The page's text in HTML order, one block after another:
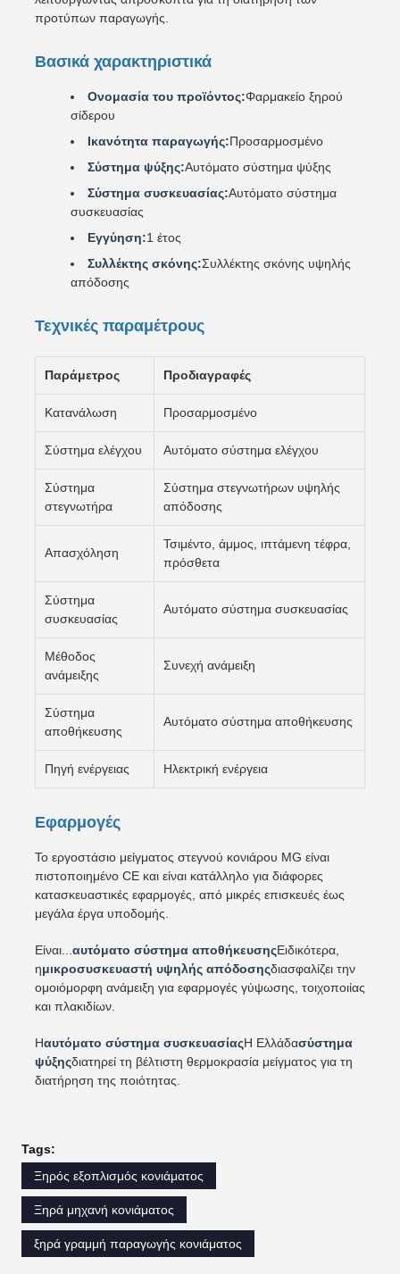
προτύπων παραγωγής.
Βασικά χαρακτηριστικά
Ονομασία του προϊόντος:Φαρμακείο ξηρού
σίδερου
Ικανότητα παραγωγής:Προσαρμοσμένο
Σύστημα ψύξης:Αυτόματο σύστημα ψύξης
Σύστημα συσκευασίας:Αυτόματο σύστημα
συσκευασίας
Εγγύηση:1 έτος
Συλλέκτης σκόνης:Συλλέκτης σκόνης υψηλής
απόδοσης
Τεχνικές παραμέτρους
Παράμετρος Προδιαγραφές
Κατανάλωση Προσαρμοσμένο
Σύστημα ελέγχου Αυτόματο σύστημα ελέγχου
Σύστημα
στεγνωτήρα
Σύστημα στεγνωτήρων υψηλής
απόδοσης
Απασχόληση
Τσιμέντο, άμμος, ιπτάμενη τέφρα,
πρόσθετα
Σύστημα
συσκευασίας
Αυτόματο σύστημα συσκευασίας
Μέθοδος
ανάμειξης
Συνεχή ανάμειξη
Σύστημα
αποθήκευσης
Αυτόματο σύστημα αποθήκευσης
Πηγή ενέργειας Ηλεκτρική ενέργεια
Εφαρμογές
Το εργοστάσιο μείγματος στεγνού κονιάρου MG είναι
πιστοποιημένο CE και είναι κατάλληλο για διάφορες
κατασκευαστικές εφαρμογές, από μικρές επισκευές έως
μεγάλα έργα υποδομής.
Είναι... αυτόματο σύστημα αποθήκευσηςΕιδικότερα,
ημικροσυσκευαστή υψηλής απόδοσηςδιασφαλίζει την
ομοιόμορφη ανάμειξη για εφαρμογές γύψωσης, τοιχοποιίας
και πλακιδίων.
Ηαυτόματο σύστημα συσκευασίαςΗ Ελλάδασύστημα
ψύξηςδιατηρεί τη βέλτιστη θερμοκρασία μείγματος για τη
διατήρηση της ποιότητας.
Tags:
Ξηρός εξοπλισμός κονιάματος
Ξηρά μηχανή κονιάματος
ξηρά γραμμή παραγωγής κονιάματος